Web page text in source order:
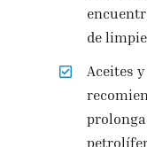
de
Aceites